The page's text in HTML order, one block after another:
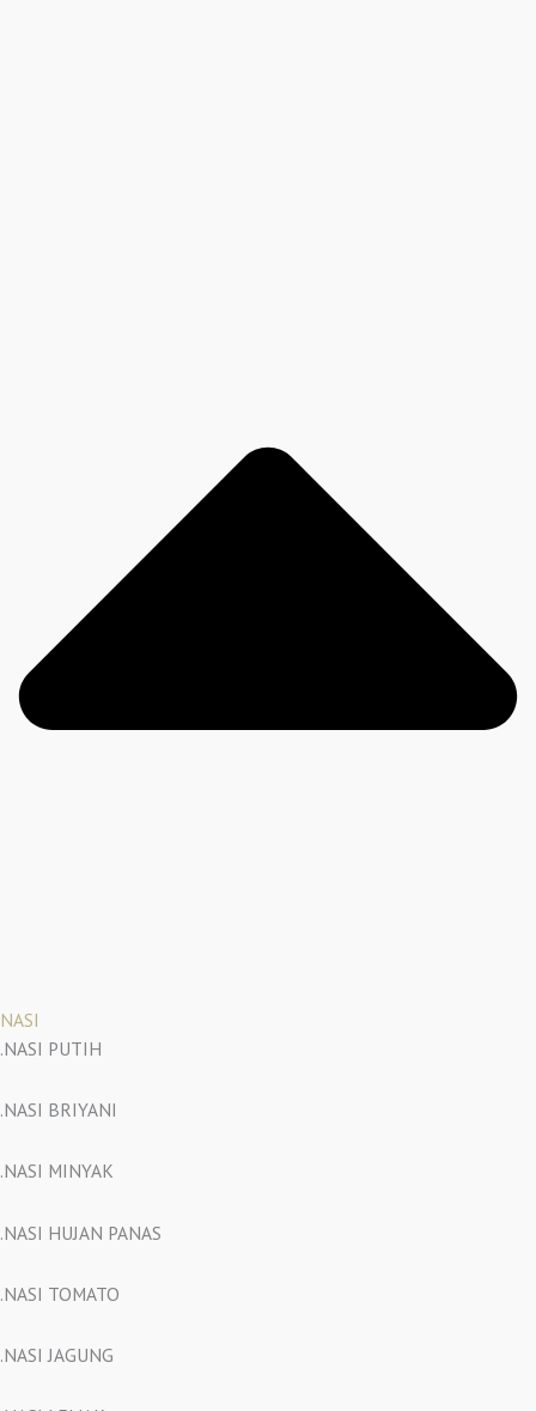
NASI
.NASI PUTIH
.NASI BRIYANI
.NASI MINYAK
.NASI HUJAN PANAS
.NASI TOMATO
.NASI JAGUNG